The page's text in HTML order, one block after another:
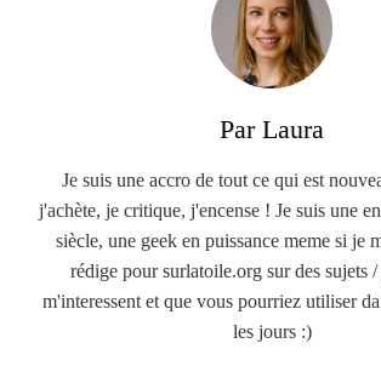
Par Laura
Je suis une accro de tout ce qui est
j'achète, je critique, j'encense ! Je suis une
siècle, une geek en puissance meme si je
rédige pour surlatoile.org sur des sujets
m'interessent et que vous pourriez utiliser
les jours :)